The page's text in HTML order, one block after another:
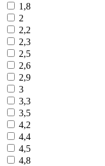
1,8
2
2,2
2,3
2,5
2,6
2,9
3
3,3
3,5
4,2
4,4
4,5
4,8